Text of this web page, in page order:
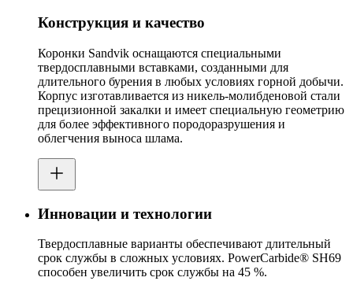
Конструкция и качество
Коронки Sandvik оснащаются специальными
твердосплавными вставками, созданными для
длительного бурения в любых условиях горной добычи.
Корпус изготавливается из никель-молибденовой стали
прецизионной закалки и имеет специальную геометрию
для более эффективного породоразрушения и
облегчения выноса шлама.
Инновации и технологии
Твердосплавные варианты обеспечивают длительный
срок службы в сложных условиях. PowerCarbide® SH69
способен увеличить срок службы на 45 %.